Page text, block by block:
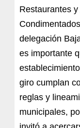
Restaurantes
delegación
es importante
giro cumplan
reglas y
municipales,